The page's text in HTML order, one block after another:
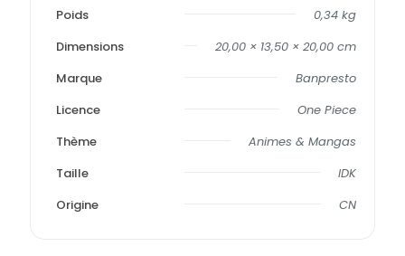
Poids
0,34 kg
Dimensions
20,00 × 13,50 × 20,00 cm
Marque
Banpresto
Licence
One Piece
Thème
Animes & Mangas
Taille
IDK
Origine
CN